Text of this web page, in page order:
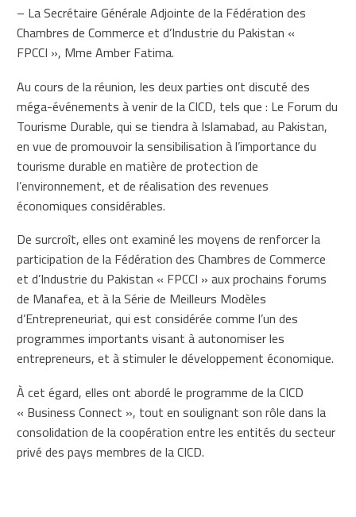
– La Secrétaire Générale Adjointe de la Fédération des
Chambres de Commerce et d’Industrie du Pakistan «
FPCCI », Mme Amber Fatima.
Au cours de la réunion, les deux parties ont discuté des
méga-événements à venir de la CICD, tels que : Le Forum du
Tourisme Durable, qui se tiendra à Islamabad, au Pakistan,
en vue de promouvoir la sensibilisation à l’importance du
tourisme durable en matière de protection de
l’environnement, et de réalisation des revenues
économiques considérables.
De surcroît, elles ont examiné les moyens de renforcer la
participation de la Fédération des Chambres de Commerce
et d’Industrie du Pakistan « FPCCI » aux prochains forums
de Manafea, et à la Série de Meilleurs Modèles
d’Entrepreneuriat, qui est considérée comme l’un des
programmes importants visant à autonomiser les
entrepreneurs, et à stimuler le développement économique.
À cet égard, elles ont abordé le programme de la CICD
« Business Connect », tout en soulignant son rôle dans la
consolidation de la coopération entre les entités du secteur
privé des pays membres de la CICD.